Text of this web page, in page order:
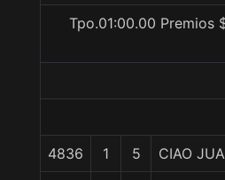
Tpo.01:00.00
4836 1 5 CIAO